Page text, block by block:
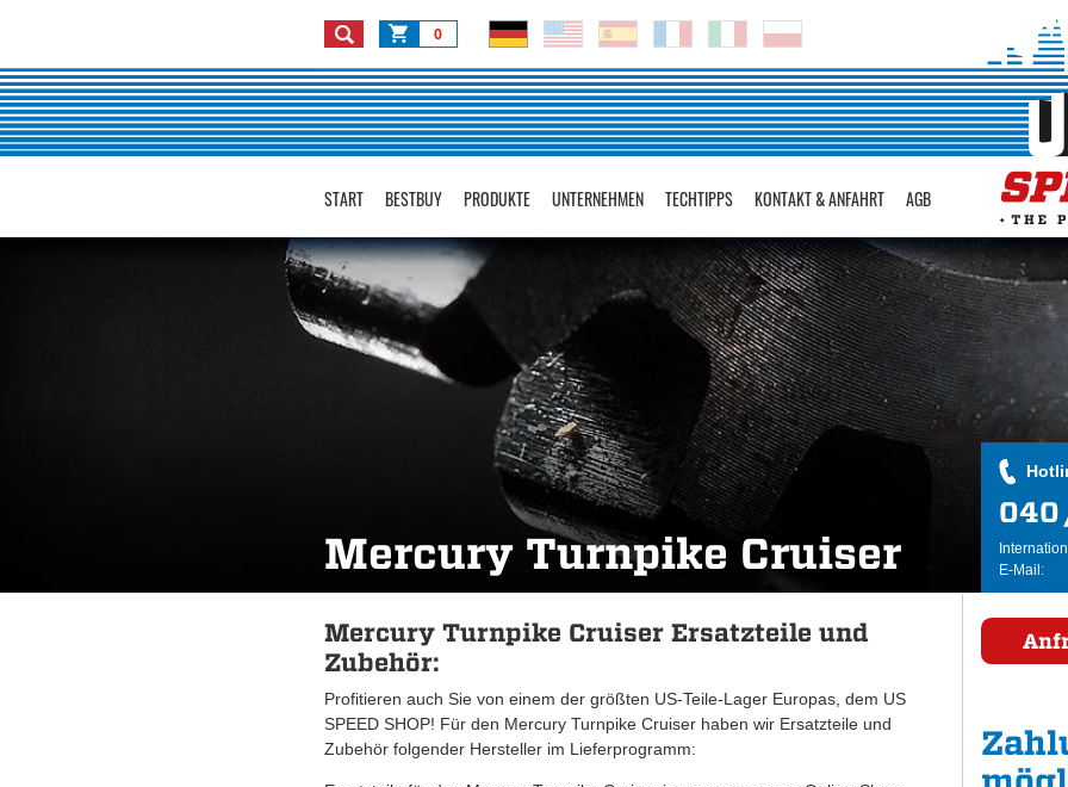
0
START BESTBUY PRODUKTE UNTERNEHMEN TECHTIPPS KONTAKT & ANFAHRT AGB
Mercury Turnpike Cruiser
040
E-Mail:
Mercury Turnpike Cruiser Ersatzteile und
Zubehör:
Profitieren auch Sie von einem der größten US-Teile-Lager Europas, dem US
SPEED SHOP! Für den Mercury Turnpike Cruiser haben wir Ersatzteile und
Zubehör folgender Hersteller im Lieferprogramm: